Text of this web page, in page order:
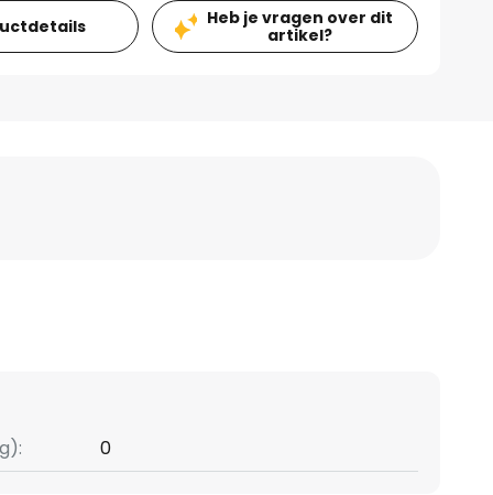
Heb je vragen over dit
artikel?
0